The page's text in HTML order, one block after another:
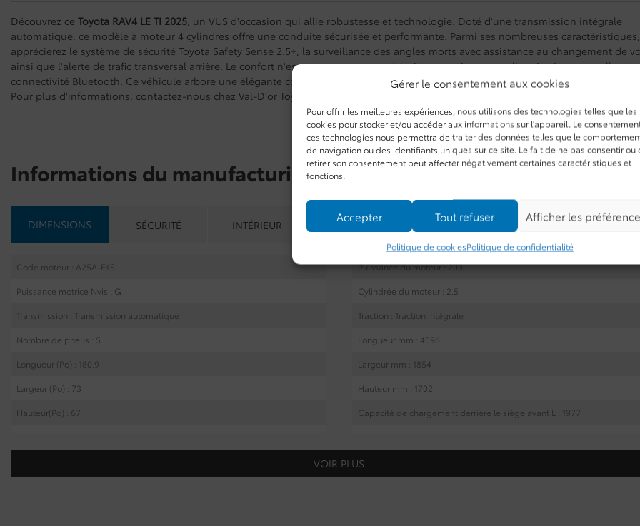
Gérer le consentement aux cookies
Pour offrir les meilleures expériences, nous utilisons des technologies telles que les
cookies pour stocker et/ou accéder aux informations sur l'appareil. Le
ces technologies nous permettra de traiter des données telles que le
de navigation ou des identifiants uniques sur ce site. Le fait de ne pas consentir ou
retirer son consentement peut affecter négativement certaines caractéristiques et
fonctions.
Accepter Tout refuser Afficher les
Politique de cookiesPolitique de confidentialité
Découvrez ce Toyota RAV4 LE TI 2025, un VUS d'occasion qui allie robustesse et technologie. Doté d'une transmission intégrale
automatique, ce modèle à moteur 4 cylindres offre une conduite sécurisée et performante. Parmi ses nombreuses
apprécierez le système de sécurité Toyota Safety Sense 2.5+, la surveillance des angles morts avec assistance au changement de
ainsi que l'alerte de trafic transversal arrière. Le confort n'est pas en reste avec des sièges en tissu, une climatisation manuelle et
connectivité Bluetooth. Ce véhicule arbore une élégante couleur argentée et est équipé de phares à DEL pour une visibilité
Pour plus d'informations, contactez-nous chez Val-D'or Toyota au 1-844-825-8767.
Informations du manufacturier
DIMENSIONS SÉCURITÉ INTÉRIEUR DIVERTISSEMENT EXTÉRIEUR MÉCANIQUE
Code moteur : A25A-FKS
Puissance du moteur : 203
Puissance motrice Nvis : G
Cylindrée du moteur : 2.5
Transmission : Transmission automatique
Traction : Traction intégrale
Nombre de pneus : 5
Longueur mm : 4596
Longueur (Po) : 180.9
Largeur mm : 1854
Largeur (Po) : 73
Hauteur mm : 1702
Hauteur(Po) : 67
Capacité de chargement derrière le siège avant L : 1977
Empattement mm : 2690
VOIR PLUS